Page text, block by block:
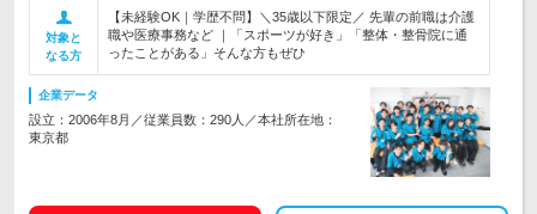
対象と
なる方
【未経験OK｜学歴不問】＼35歳以下限定／ 先輩の前職は介護
職や医療事務など ｜「スポーツが好き」「整体・整骨院に通
ったことがある」そんな方もぜひ
企業データ
設立：2006年8月／従業員数：290人／本社所在地：
東京都